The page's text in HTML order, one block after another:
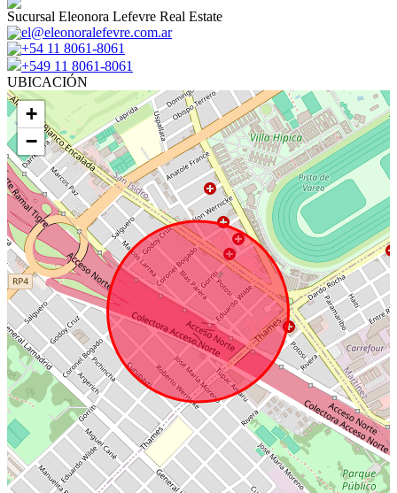
Sucursal Eleonora Lefevre Real Estate
el@eleonoralefevre.com.ar
+54 11 8061-8061
+549 11 8061-8061
UBICACIÓN
+
−